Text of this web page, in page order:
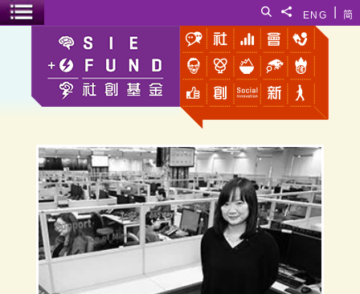
简
ENG
分享給
搜尋
選單開關